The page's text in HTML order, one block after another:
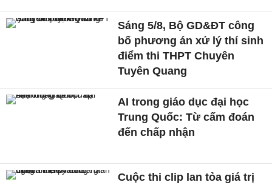
Sáng 5/8, Bộ GD&ĐT công
bố phương án xử lý thí sinh
điểm thi THPT Chuyên
Tuyên Quang
AI trong giáo dục đại học
Trung Quốc: Từ cấm đoán
đến chấp nhận
Cuộc thi clip lan tỏa giá trị